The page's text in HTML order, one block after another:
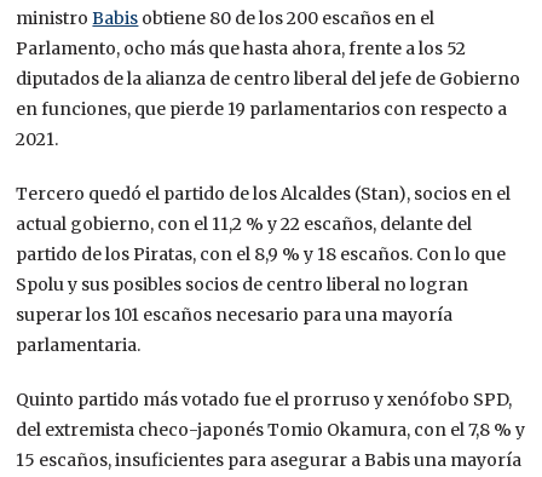
ministroBabis obtiene 80 de los 200 escaños en el
Parlamento, ocho más que hasta ahora, frente a los 52
diputados de la alianza de centro liberal del jefe de Gobierno
en funciones, que pierde 19 parlamentarios con respecto a
2021.
Tercero quedó el partido de los Alcaldes (Stan), socios en el
actual gobierno, con el 11,2 % y 22 escaños, delante del
partido de los Piratas, con el 8,9 % y 18 escaños. Con lo que
Spolu y sus posibles socios de centro liberal no logran
superar los 101 escaños necesario para una mayoría
parlamentaria.
Quinto partido más votado fue el prorruso y xenófobo SPD,
del extremista checo-japonés Tomio Okamura, con el 7,8 % y
15 escaños, insuficientes para asegurar a Babis una mayoría